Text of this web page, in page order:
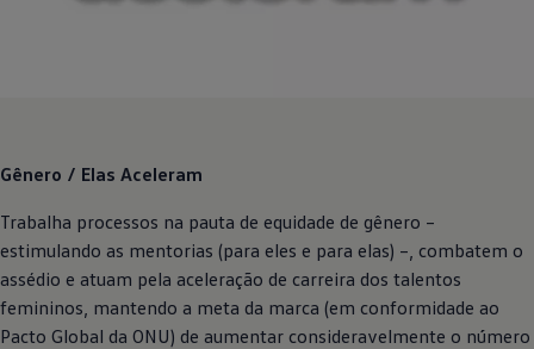
Gênero / Elas Aceleram
Trabalha processos na pauta de equidade de gênero –
estimulando as mentorias (para eles e para elas) –, combatem o
assédio e atuam pela aceleração de carreira dos talentos
femininos, mantendo a meta da marca (em conformidade ao
Pacto Global da ONU) de aumentar consideravelmente o número